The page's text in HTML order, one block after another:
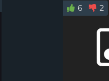
Топ 100
6 2